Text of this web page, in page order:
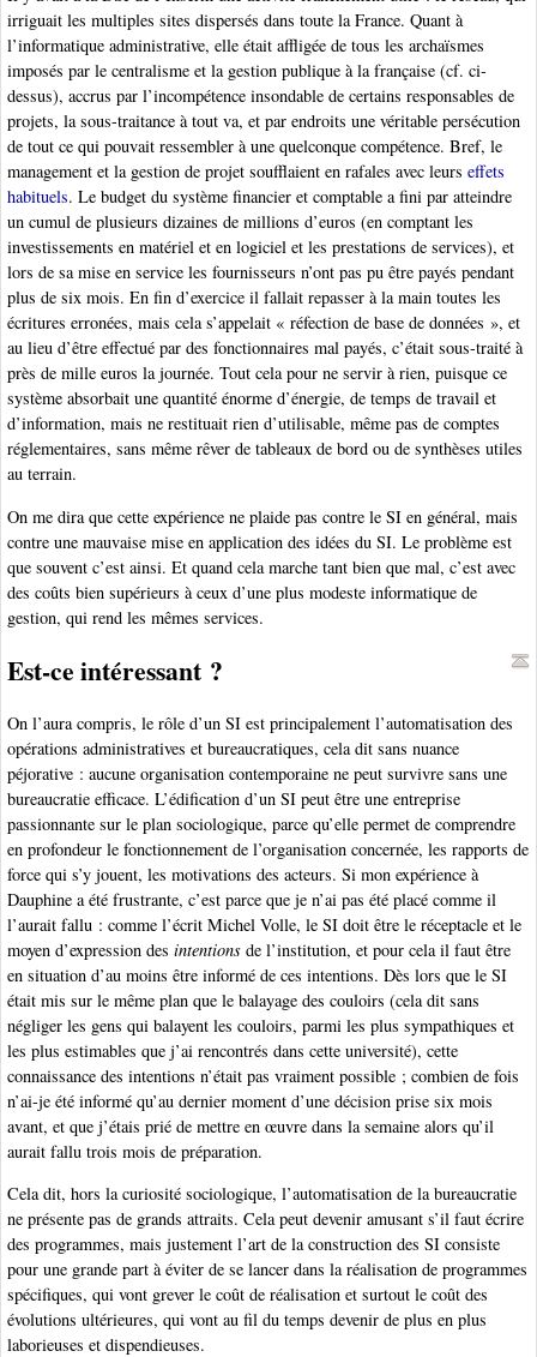
irriguait les multiples sites dispersés dans toute la France. Quant à
l’informatique administrative, elle était affligée de tous les archaïsmes
imposés par le centralisme et la gestion publique à la française (cf. ci-
dessus), accrus par l’incompétence insondable de certains responsables de
projets, la sous-traitance à tout va, et par endroits une véritable persécution
de tout ce qui pouvait ressembler à une quelconque compétence. Bref, le
management et la gestion de projet soufflaient en rafales avec leurs effets
habituels. Le budget du système financier et comptable a fini par atteindre
un cumul de plusieurs dizaines de millions d’euros (en comptant les
investissements en matériel et en logiciel et les prestations de services), et
lors de sa mise en service les fournisseurs n’ont pas pu être payés pendant
plus de six mois. En fin d’exercice il fallait repasser à la main toutes les
écritures erronées, mais cela s’appelait « réfection de base de données », et
au lieu d’être effectué par des fonctionnaires mal payés, c’était sous-traité à
près de mille euros la journée. Tout cela pour ne servir à rien, puisque ce
système absorbait une quantité énorme d’énergie, de temps de travail et
d’information, mais ne restituait rien d’utilisable, même pas de comptes
réglementaires, sans même rêver de tableaux de bord ou de synthèses utiles
au terrain.
On me dira que cette expérience ne plaide pas contre le SI en général, mais
contre une mauvaise mise en application des idées du SI. Le problème est
que souvent c’est ainsi. Et quand cela marche tant bien que mal, c’est avec
des coûts bien supérieurs à ceux d’une plus modeste informatique de
gestion, qui rend les mêmes services.
Est-ce intéressant ?
On l’aura compris, le rôle d’un SI est principalement l’automatisation des
opérations administratives et bureaucratiques, cela dit sans nuance
péjorative : aucune organisation contemporaine ne peut survivre sans une
bureaucratie efficace. L’édification d’un SI peut être une entreprise
passionnante sur le plan sociologique, parce qu’elle permet de comprendre
en profondeur le fonctionnement de l’organisation concernée, les rapports de
force qui s’y jouent, les motivations des acteurs. Si mon expérience à
Dauphine a été frustrante, c’est parce que je n’ai pas été placé comme il
l’aurait fallu : comme l’écrit Michel Volle, le SI doit être le réceptacle et le
moyen d’expression des intentions de l’institution, et pour cela il faut être
en situation d’au moins être informé de ces intentions. Dès lors que le SI
était mis sur le même plan que le balayage des couloirs (cela dit sans
négliger les gens qui balayent les couloirs, parmi les plus sympathiques et
les plus estimables que j’ai rencontrés dans cette université), cette
connaissance des intentions n’était pas vraiment possible ; combien de fois
n’ai-je été informé qu’au dernier moment d’une décision prise six mois
avant, et que j’étais prié de mettre en œuvre dans la semaine alors qu’il
aurait fallu trois mois de préparation.
Cela dit, hors la curiosité sociologique, l’automatisation de la bureaucratie
ne présente pas de grands attraits. Cela peut devenir amusant s’il faut écrire
des programmes, mais justement l’art de la construction des SI consiste
pour une grande part à éviter de se lancer dans la réalisation de programmes
spécifiques, qui vont grever le coût de réalisation et surtout le coût des
évolutions ultérieures, qui vont au fil du temps devenir de plus en plus
laborieuses et dispendieuses.